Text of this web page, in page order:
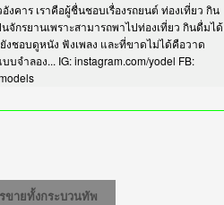
งคาร เราคือผู้ชื่นชอบเรื่องรถยนต์ ท่องเที่ยว กิน
จักรยานเพราะสามารถพาไปท่องเที่ยว กินดื่มได้
งชอบดูหนัง ฟังเพลง และที่ขาดไม่ได้คือวาด
บจำลอง... IG: instagram.com/yodel FB:
ขายทั้งกระบวนทัพ